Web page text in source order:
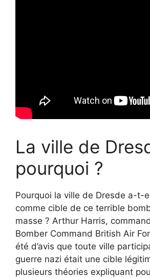
La ville de
pourquoi ?
Pourquoi la ville de Dresde a-t-
comme cible de ce terrible
masse ? Arthur Harris,
Bomber Command British Air
été d’avis que toute ville
guerre nazi était une cible
plusieurs théories expliquant